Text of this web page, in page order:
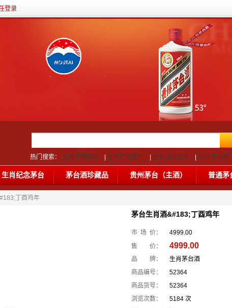
登录
热门搜索： 生肖丁酉鸡年 生肖乙亥猪年 生肖戊戌狗年 30年茅台酒
台酒 80年茅台酒 |
生肖纪念茅台 茅台酒珍藏品 贵州茅台（主酒） 普通茅
丁酉鸡年
茅台生肖酒&#183;丁酉鸡年
市 场 价：
4999.00
售 价：
4999.00
品 牌：
生肖茅台酒
商品编号：
52364
商品货号：
52364
浏览次数：
5184 次